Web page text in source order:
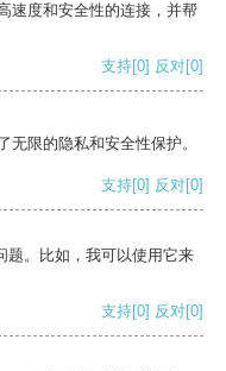
速度和安全性的连接，并帮
支持[0] 反对[0]
限的隐私和安全性保护。
支持[0] 反对[0]
题。比如，我可以使用它来
支持[0] 反对[0]